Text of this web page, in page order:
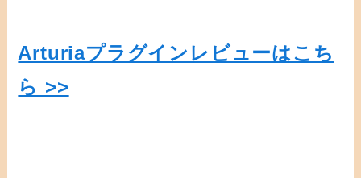
Arturiaプラグインレビューはこち
ら >>